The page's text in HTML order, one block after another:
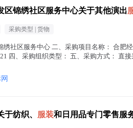
区锦绣社区服务中心关于其他演出
采购类型 | 货物
绣社区服务中心 二、采购项目名称： 合肥
四、采购组织类型： 五、采购方式： 直
纺织、 服装和日用品专门零售服